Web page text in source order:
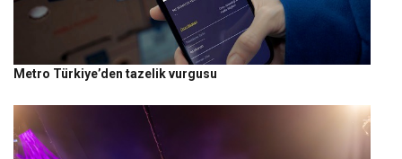
Metro Türkiye’den tazelik vurgusu